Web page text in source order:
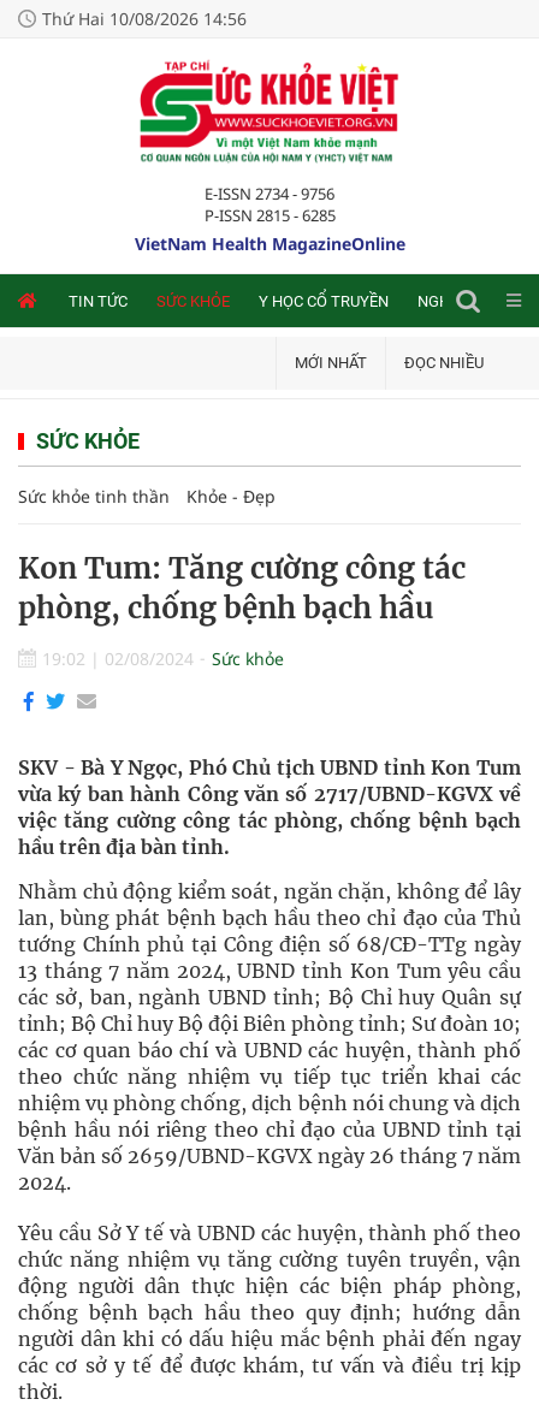
Thứ Hai 10/08/2026 14:56
E-ISSN 2734 - 9756
P-ISSN 2815 - 6285
VietNam Health MagazineOnline
TIN TỨC SỨC KHỎE Y HỌC CỔ TRUYỀN NGHIÊN CỨU
MỚI NHẤT ĐỌC NHIỀU
SỨC KHỎE
Sức khỏe tinh thần Khỏe - Đẹp
Kon Tum: Tăng cường công tác
phòng, chống bệnh bạch hầu
19:02 | 02/08/2024 Sức khỏe
SKV - Bà Y Ngọc, Phó Chủ tịch UBND tỉnh Kon Tum
vừa ký ban hành Công văn số 2717/UBND-KGVX về
việc tăng cường công tác phòng, chống bệnh bạch
hầu trên địa bàn tỉnh.
Nhằm chủ động kiểm soát, ngăn chặn, không để lây
lan, bùng phát bệnh bạch hầu theo chỉ đạo của Thủ
tướng Chính phủ tại Công điện số 68/CĐ-TTg ngày
13 tháng 7 năm 2024, UBND tỉnh Kon Tum yêu cầu
các sở, ban, ngành UBND tỉnh; Bộ Chỉ huy Quân sự
tỉnh; Bộ Chỉ huy Bộ đội Biên phòng tỉnh; Sư đoàn 10;
các cơ quan báo chí và UBND các huyện, thành phố
theo chức năng nhiệm vụ tiếp tục triển khai các
nhiệm vụ phòng chống, dịch bệnh nói chung và dịch
bệnh hầu nói riêng theo chỉ đạo của UBND tỉnh tại
Văn bản số 2659/UBND-KGVX ngày 26 tháng 7 năm
2024.
Yêu cầu Sở Y tế và UBND các huyện, thành phố theo
chức năng nhiệm vụ tăng cường tuyên truyền, vận
động người dân thực hiện các biện pháp phòng,
chống bệnh bạch hầu theo quy định; hướng dẫn
người dân khi có dấu hiệu mắc bệnh phải đến ngay
các cơ sở y tế để được khám, tư vấn và điều trị kịp
thời.